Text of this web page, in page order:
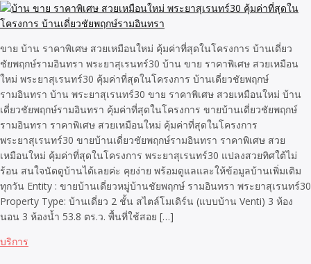
ขาย บ้าน ราคาพิเศษ สวยเหมือนใหม่ คุ้มค่าที่สุดในโครงการ บ้านเดี่ยว
ชัยพฤกษ์รามอินทรา พระยาสุเรนทร์30 บ้าน ขาย ราคาพิเศษ สวยเหมือน
ใหม่ พระยาสุเรนทร์30 คุ้มค่าที่สุดในโครงการ บ้านเดี่ยวชัยพฤกษ์
รามอินทรา บ้าน พระยาสุเรนทร์30 ขาย ราคาพิเศษ สวยเหมือนใหม่ บ้าน
เดี่ยวชัยพฤกษ์รามอินทรา คุ้มค่าที่สุดในโครงการ ขายบ้านเดี่ยวชัยพฤกษ์
รามอินทรา ราคาพิเศษ สวยเหมือนใหม่ คุ้มค่าที่สุดในโครงการ
พระยาสุเรนทร์30 ขายบ้านเดี่ยวชัยพฤกษ์รามอินทรา ราคาพิเศษ สวย
เหมือนใหม่ คุ้มค่าที่สุดในโครงการ พระยาสุเรนทร์30 แปลงสวยทิศใต้ไม่
ร้อน สนใจนัดดูบ้านได้เลยค่ะ คุยง่าย พร้อมดูแลและให้ข้อมูลบ้านเพิ่มเติม
ทุกวัน Entity : ขายบ้านเดี่ยวหมู่บ้านชัยพฤกษ์ รามอินทรา พระยาสุเรนทร์30
Property Type: บ้านเดี่ยว 2 ชั้น สไตล์โมเดิร์น (แบบบ้าน Venti) 3 ห้อง
นอน 3 ห้องน้ำ 53.8 ตร.ว. พื้นที่ใช้สอย […]
บริการ